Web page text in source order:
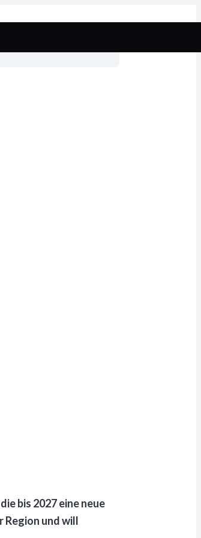
bis 2027 eine neue
und will